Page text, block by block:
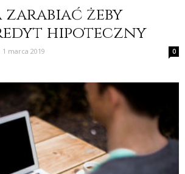
żeby
hipoteczny
1 marca 2019 0